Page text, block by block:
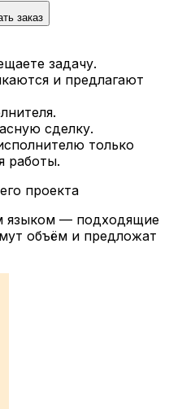
заказ
задачу.
и предлагают
сделку.
только
работы.
проекта
языком — подходящие
объём и предложат